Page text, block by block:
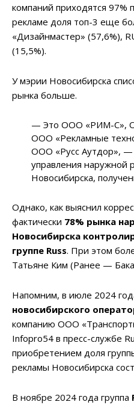
компаний приходятся
рекламе доля топ-3 еще
«Дизайнмастер» (57,6%),
(15,5%).
У мэрии Новосибирска
рынка больше.
— Это ООО «РИМ-С»,
ООО «Рекламные
ООО «Русс Аутдор», —
управления наружной
Новосибирска,
Однако, как выяснил
фактически 78% рынка
Новосибирска
группе Russ. При этом
Татьяне Ким (Ранее —
Напомним, в июле 2024
новосибирского
компанию ООО
Infopro54 в пресс-службе
приобретением доля
рекламы Новосибирска
В ноябре 2024 года группа